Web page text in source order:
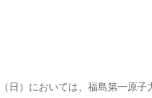
日）においては、福島第一原子